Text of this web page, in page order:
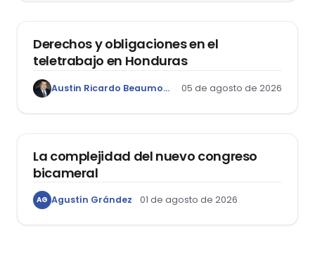
Derechos y obligaciones en el
teletrabajo en Honduras
Austin Ricardo Beaumont Rivera 05 de agosto de 2026
La complejidad del nuevo congreso
bicameral
AG Agustín Grández 01 de agosto de 2026